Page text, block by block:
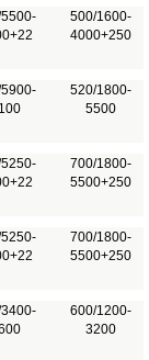
500/1600-
4000+250
520/1800-
5500
700/1800-
5500+250
700/1800-
5500+250
600/1200-
3200